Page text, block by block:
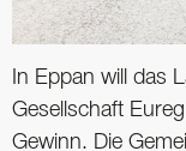
In Eppan will das
Gesellschaft
Gewinn. Die